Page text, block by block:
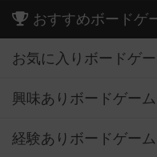
おすすめボードゲ
お気に入りボードゲ
興味ありボードゲー
経験ありボードゲー